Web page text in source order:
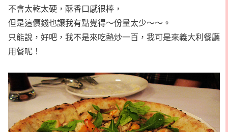
不會太乾太硬，酥香口感很棒，
但是這價錢也讓我有點覺得～份量太少～～。
只能說，好吧，我不是來吃熱炒一百，我可是來義大利餐廳
用餐呢！